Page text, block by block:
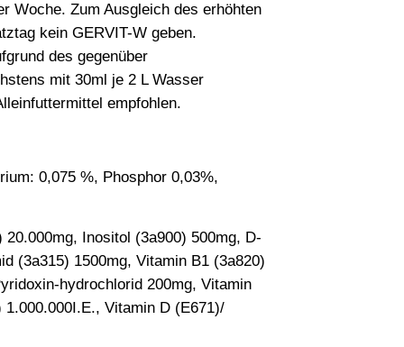
Woche. Zum Ausgleich des erhöhten
kein GERVIT-W geben.
des gegenüber
mit 30ml je 2 L Wasser
empfohlen.
0,075 %, Phosphor 0,03%,
Inositol (3a900) 500mg, D-
(3a315) 1500mg, Vitamin B1 (3a820)
hydrochlorid 200mg, Vitamin
Vitamin D (E671)/